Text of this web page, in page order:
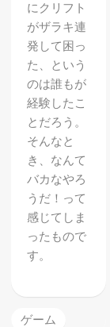
にクリフト
がザラキ連
発して困っ
た、という
のは誰もが
経験したこ
とだろう。
そんなと
き、なんて
バカなやろ
うだ！って
感じてしま
ったもので
す。
ゲーム